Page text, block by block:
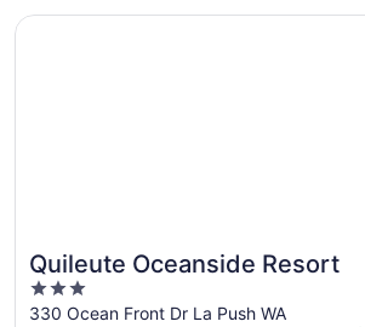
Quileute Oceanside Resort
3
out
330 Ocean Front Dr La Push WA
S’ouvre dans une nouvelle fenêtre
Quileute Oceanside Resort